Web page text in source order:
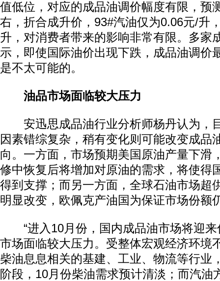
值低位，对应的成品油调价幅度有限，预
右，折合成升价，93#汽油仅为0.06元/升
升，对消费者带来的影响非常有限。多家
示，即使国际油价出现下跌，成品油调价
是不太可能的。
油品市场面临较大压力
安迅思成品油行业分析师杨丹认为，
因素错综复杂，稍有变化则可能改变成品
向。一方面，市场预期美国原油产量下滑
修中恢复后将增加对原油的需求，将使得
得到支撑；而另一方面，全球石油市场超
明显改变，欧佩克产油国为保证市场份额
“进入10月份，国内成品油市场将迎来
市场面临较大压力。受整体宏观经济环境
柴油息息相关的基建、工业、物流等行业
阶段，10月份柴油需求预计清淡；而汽油